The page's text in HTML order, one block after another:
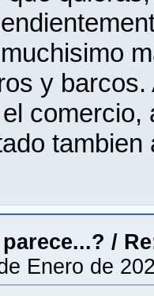
y
tambien
/
Enero de